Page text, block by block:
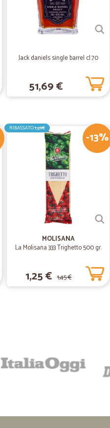
Jack daniels single barrel cl.70
51,69 €
-13%
RIBASSATO1,49€
MOLISANA
La Molisana 333 Trighetto 500 gr.
1,25 € 1,45 €